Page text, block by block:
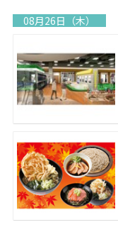
08月26日（木）